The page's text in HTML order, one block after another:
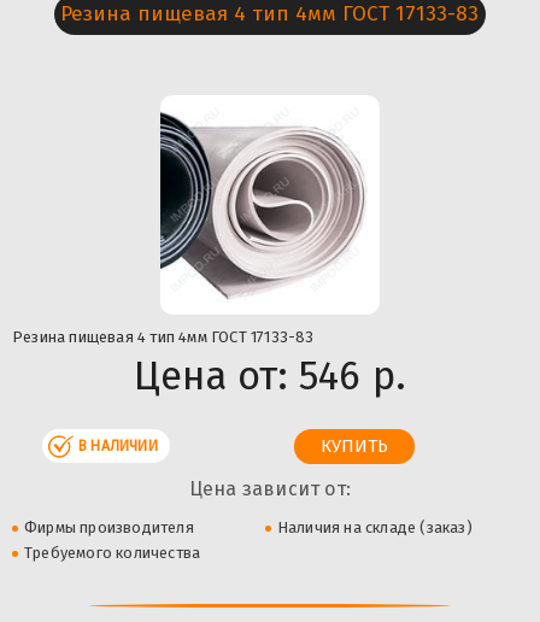
Резина пищевая 4 тип 4мм ГОСТ 17133-83
Резина пищевая 4 тип 4мм ГОСТ 17133-83
Цена от: 546 р.
В НАЛИЧИИ
Цена зависит от:
Фирмы производителя
Наличия на складе (заказ)
Требуемого количества